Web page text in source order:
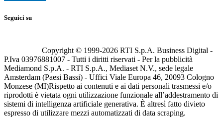
Seguici su
Copyright © 1999-2026 RTI S.p.A. Business Digital -
P.Iva 03976881007 - Tutti i diritti riservati - Per la pubblicità
Mediamond S.p.A. - RTI S.p.A., Mediaset N.V., sede legale
Amsterdam (Paesi Bassi) - Uffici Viale Europa 46, 20093 Cologno
Monzese (MI)Rispetto ai contenuti e ai dati personali trasmessi e/o
riprodotti è vietata ogni utilizzazione funzionale all’addestramento di
sistemi di intelligenza artificiale generativa. È altresì fatto divieto
espresso di utilizzare mezzi automatizzati di data scraping.